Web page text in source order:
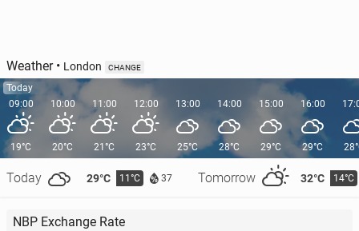
Weather• London CHANGE
Today
09:00
19°C
Today 29°C 11°C 37 Tomorrow 32°C 14°C
10:00
20°C
11:00
21°C
12:00
23°C
13:00
25°C
14:00
28°C
15:00
29°C
16:00
29°C
NBP Exchange Rate